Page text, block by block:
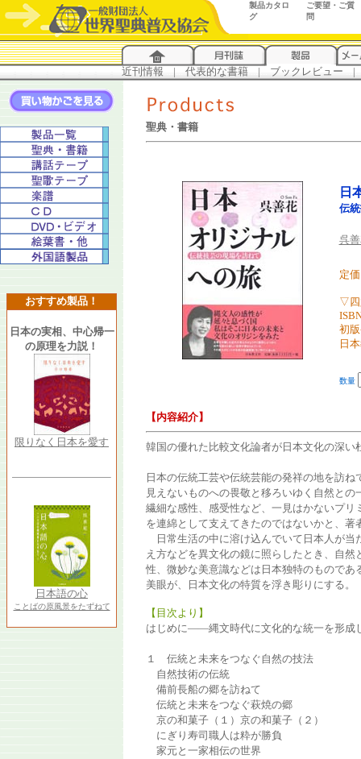
製品カタロ
グ
ご要望・ご質
問
近刊情報 | 代表的な書籍 | ブックレビュー |
おすすめ製品！
日本の実相、中心帰一
の原理を力説！
限りなく日本を愛す
日本語の心
ことばの原風景をたずねて
聖典・書籍
日
伝
呉
定
▽四
初
日
数量
【内容紹介】
韓国の優れた比較文化論者が日本文化の深
日本の伝統工芸や伝統芸能の発祥の地を訪
見えないものへの畏敬と移ろいゆく自然と
繊細な感性、感受性など、一見はかないプ
を連綿として支えてきたのではないかと、
日常生活の中に溶け込んでいて日本人が当
え方などを異文化の鏡に照らしたとき、自
性、微妙な美意識などは日本独特のもので
美眼が、日本文化の特質を浮き彫りにする。
【目次より】
はじめに――縄文時代に文化的な統一を形成
１ 伝統と未来をつなぐ自然の技法
自然技術の伝統
備前長船の郷を訪ねて
伝統と未来をつなぐ萩焼の郷
京の和菓子（１）京の和菓子（２）
にぎり寿司職人は粋が勝負
家元と一家相伝の世界